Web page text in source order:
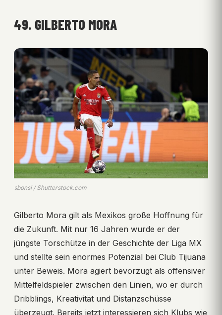
49. GILBERTO MORA
sbonsi / Shutterstock.com
Gilberto Mora gilt als Mexikos große Hoffnung für
die Zukunft. Mit nur 16 Jahren wurde er der
jüngste Torschütze in der Geschichte der Liga MX
und stellte sein enormes Potenzial bei Club Tijuana
unter Beweis. Mora agiert bevorzugt als offensiver
Mittelfeldspieler zwischen den Linien, wo er durch
Dribblings, Kreativität und Distanzschüsse
überzeugt. Bereits jetzt interessieren sich Klubs wie